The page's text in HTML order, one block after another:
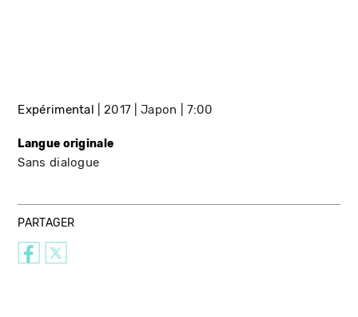
Expérimental 2017 Japon 7:00
Langue originale
Sans dialogue
PARTAGER